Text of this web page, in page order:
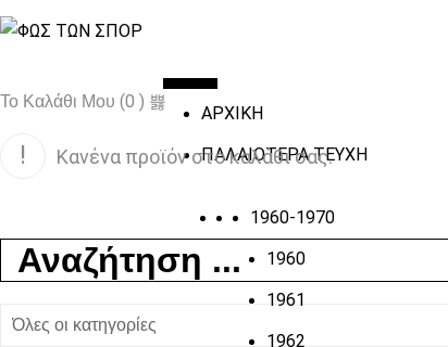
ΑΡΧΙΚΗ
ΠΑΛΑΙΟΤΕΡΑ ΤΕΥΧΗ
1960-1970
1960
1961
1962
Το Καλάθι Μου (0 )
Κανένα προϊόν στο καλάθι σας.